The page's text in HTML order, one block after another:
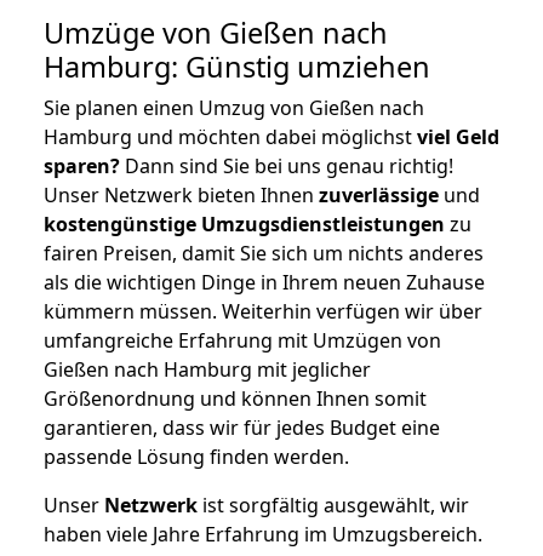
Umzüge von Gießen nach
Hamburg: Günstig umziehen
Sie planen einen Umzug von Gießen nach
Hamburg und möchten dabei möglichstviel Geld
sparen? Dann sind Sie bei uns genau richtig!
Unser Netzwerk bieten Ihnen zuverlässige und
kostengünstige Umzugsdienstleistungen zu
fairen Preisen, damit Sie sich um nichts anderes
als die wichtigen Dinge in Ihrem neuen Zuhause
kümmern müssen. Weiterhin verfügen wir über
umfangreiche Erfahrung mit Umzügen von
Gießen nach Hamburg mit jeglicher
Größenordnung und können Ihnen somit
garantieren, dass wir für jedes Budget eine
passende Lösung finden werden.
Unser Netzwerk ist sorgfältig ausgewählt, wir
haben viele Jahre Erfahrung im Umzugsbereich.